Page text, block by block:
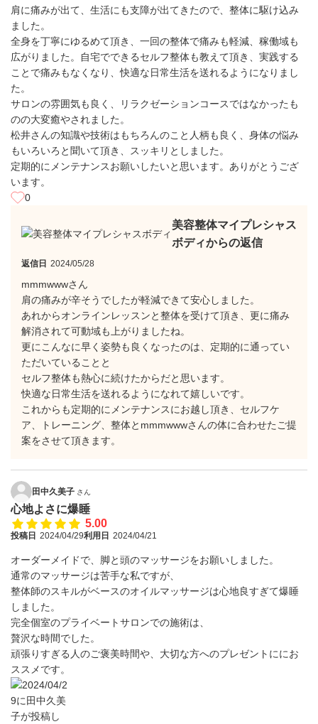
肩に痛みが出て、生活にも支障が出てきたので、整体に駆け込み
ました。
全身を丁寧にゆるめて頂き、一回の整体で痛みも軽減、稼働域も
広がりました。自宅でできるセルフ整体も教えて頂き、実践する
ことで痛みもなくなり、快適な日常生活を送れるようになりまし
た。
サロンの雰囲気も良く、リラクゼーションコースではなかったも
のの大変癒やされました。
松井さんの知識や技術はもちろんのこと人柄も良く、身体の悩み
もいろいろと聞いて頂き、スッキリとしました。
定期的にメンテナンスお願いしたいと思います。ありがとうござ
います。
0
美容整体マイプレシャス
ボディからの返信
返信日 2024/05/28
mmmwwwさん
肩の痛みが辛そうでしたが軽減できて安心しました。
あれからオンラインレッスンと整体を受けて頂き、更に痛み
解消されて可動域も上がりましたね。
更にこんなに早く姿勢も良くなったのは、定期的に通ってい
ただいていることと
セルフ整体も熱心に続けたからだと思います。
快適な日常生活を送れるようになれて嬉しいです。
これからも定期的にメンテナンスにお越し頂き、セルフケ
ア、トレーニング、整体とmmmwwwさんの体に合わせたご提
案をさせて頂きます。
田中久美子 さん
心地よさに爆睡
5.00
投稿日 2024/04/29利用日 2024/04/21
オーダーメイドで、脚と頭のマッサージをお願いしました。
通常のマッサージは苦手な私ですが、
整体師のスキルがベースのオイルマッサージは心地良すぎて爆睡
しました。
完全個室のプライベートサロンでの施術は、
贅沢な時間でした。
頑張りすぎる人のご褒美時間や、大切な方へのプレゼントににお
ススメです。